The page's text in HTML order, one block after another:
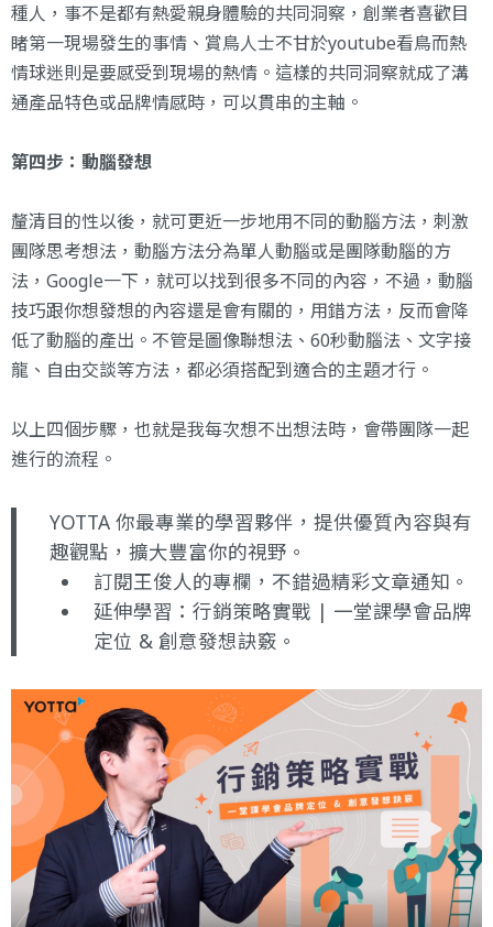
種人，事不是都有熱愛親身體驗的共同洞察，創業者喜歡目
睹第一現場發生的事情、賞鳥人士不甘於youtube看鳥而熱
情球迷則是要感受到現場的熱情。這樣的共同洞察就成了溝
通產品特色或品牌情感時，可以貫串的主軸。
第四步：動腦發想
釐清目的性以後，就可更近一步地用不同的動腦方法，刺激
團隊思考想法，動腦方法分為單人動腦或是團隊動腦的方
法，Google一下，就可以找到很多不同的內容，不過，動腦
技巧跟你想發想的內容還是會有關的，用錯方法，反而會降
低了動腦的產出。不管是圖像聯想法、60秒動腦法、文字接
龍、自由交談等方法，都必須搭配到適合的主題才行。
以上四個步驟，也就是我每次想不出想法時，會帶團隊一起
進行的流程。
YOTTA 你最專業的學習夥伴，提供優質內容與有
趣觀點，擴大豐富你的視野。
訂閱王俊人的專欄 ，不錯過精彩文章通知。
延伸學習： 行銷策略實戰 | 一堂課學會品牌
定位 & 創意發想訣竅 。